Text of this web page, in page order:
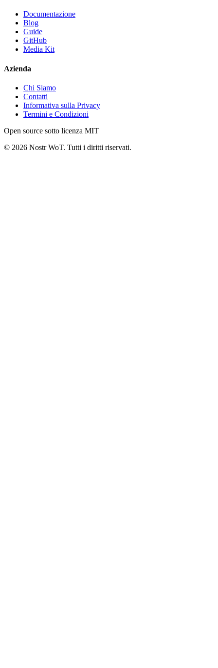
Documentazione
Blog
Guide
GitHub
Media Kit
Azienda
Chi Siamo
Contatti
Informativa sulla Privacy
Termini e Condizioni
Open source sotto licenza MIT
© 2026 Nostr WoT. Tutti i diritti riservati.